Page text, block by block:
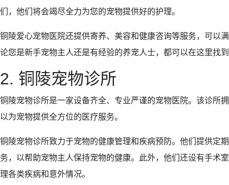
们，他们将会竭尽全力为您的宠物提供好的护理。
铜陵爱心宠物医院还提供寄养、美容和健康咨询等服务，可以
论您是新手宠物主人还是有经验的养宠人士，都可以在这里找
2. 铜陵宠物诊所
铜陵宠物诊所是一家设备齐全、专业严谨的宠物医院。该诊所
以为宠物提供全方位的医疗服务。
铜陵宠物诊所致力于宠物的健康管理和疾病预防。他们提供定
务，以帮助宠物主人保持宠物的健康。此外，他们还设有手术
理各类疾病和意外情况。